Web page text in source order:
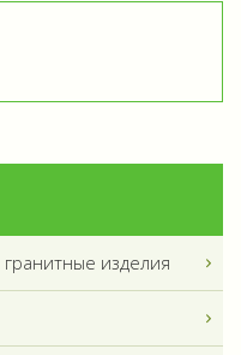
изделия